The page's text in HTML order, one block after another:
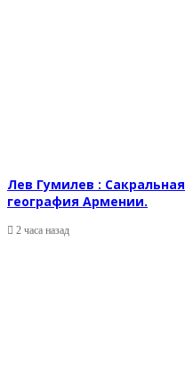
Лев Гумилев : Сакральная
география Армении.
2 часа назад